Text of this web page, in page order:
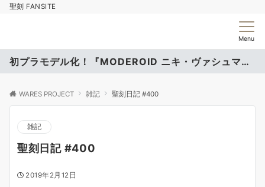
聖刻 FANSITE
Menu
初プラモデル化！『MODEROID ニキ・ヴァシュマール』
WARES PROJECT 雑記 聖刻日記 #400
雑記
聖刻日記 #400
2019年2月12日